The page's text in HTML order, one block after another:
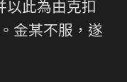
以此為由克扣
金某不服，遂